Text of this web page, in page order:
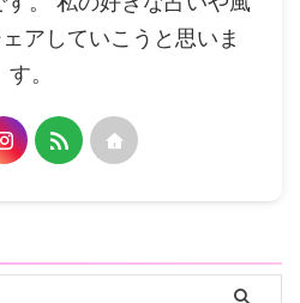
アしていこうと思いま
す。